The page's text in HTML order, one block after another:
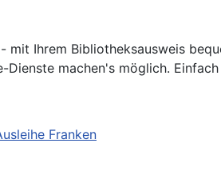
Ihrem Bibliotheksausweis
Dienste machen's möglich.